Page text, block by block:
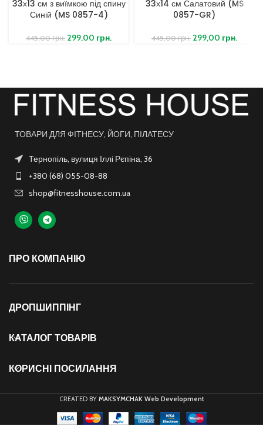
33х13 см з виїмкою під спину
Синій (MS 0857-4)
445,00грн. 299,00 грн.
33х14 см Салатовий (MS
0857-GR)
445,00грн. 299,00 грн.
ТОВАРИ ДЛЯ ФІТНЕСУ, ЙОГИ, ПІЛАТЕСУ
Тернопіль, вулиця Іллі Рєпіна, 36
+380 (68) 055-08-88
shop@fitnesshouse.com.ua
ПРО КОМПАНІЮ
ДРОПШИППІНГ
КАТАЛОГ ТОВАРІВ
КОРИСНІ ПОСИЛАННЯ
CREATED BY MAKSYMCHAK Web Development
Масажний